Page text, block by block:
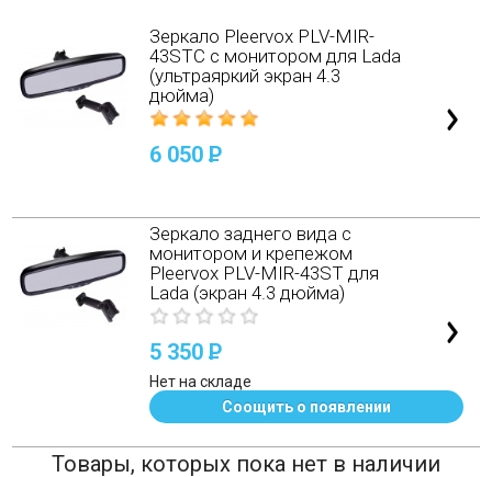
Зеркало Pleervox PLV-MIR-
43STC с монитором для Lada
(ультраяркий экран 4.3
дюйма)
6 050P
Зеркало заднего вида с
монитором и крепежом
Pleervox PLV-MIR-43ST для
Lada (экран 4.3 дюйма)
5 350P
Нет на складе
Соощить о появлении
Товары, которых пока нет в наличии